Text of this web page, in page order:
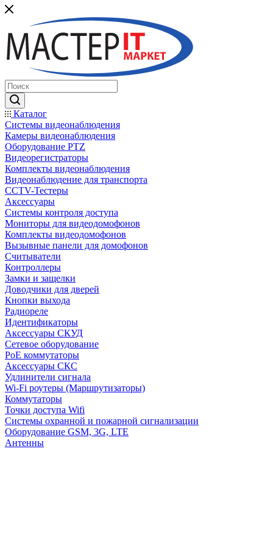
Каталог
Системы видеонаблюдения
Камеры видеонаблюдения
Оборудование PTZ
Видеорегистраторы
Комплекты видеонаблюдения
Видеонаблюдение для транспорта
CCTV-Тестеры
Аксессуары
Системы контроля доступа
Мониторы для видеодомофонов
Комплекты видеодомофонов
Вызывные панели для домофонов
Считыватели
Контроллеры
Замки и защелки
Доводчики для дверей
Кнопки выхода
Радиореле
Идентификаторы
Аксессуары СКУД
Сетевое оборудование
PoE коммутаторы
Аксессуары СКС
Удлинители сигнала
Wi-Fi роутеры (Маршрутизаторы)
Коммутаторы
Точки доступа Wifi
Системы охранной и пожарной сигнализации
Оборудование GSM, 3G, LTE
Антенны